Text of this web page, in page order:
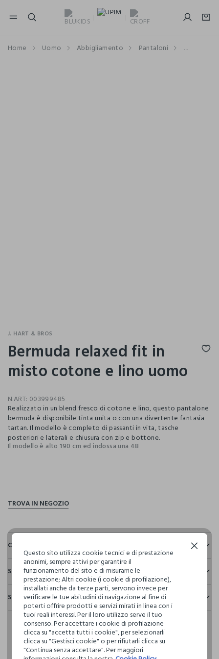
NAVIGATION.ARIA.GOTOMAINCONTENT
Home Uomo Abbigliamento Pantaloni Bermuda
J. HART & BROS
Bermuda relaxed fit in
misto cotone e lino uomo
N.ART: 003999485
Realizzato in un blend fresco di cotone e lino, questo pantalone
bermuda è disponibile tinta unita o con una divertente fantasia
tartan. Il modello è completo di passanti in vita, tasche
posteriori e laterali e chiusura con zip e bottone.
Il modello è alto 190 cm ed indossa una 48
Composizione e cura
Composizione:
60% COTONE,40% LINO
NON CANDEGGIARE
TEMPERATURA MASSIMA 30°C - PROCEDURA DELICATA
LAVAGGIO A SECCO PROFESSIONALE CON
Sostenibilità e trasparenza
Sicurezza
Il 100% dei nostri articoli viene sottoposto a test chimico-
fisici, per verificarne il rispetto dei limiti che abbiamo
definito per l’uso di sostanze chimiche, talvolta anche più
restrittivi rispetto a quelli previsti dalla normativa
internazionale.
Clicca qui per vedere i dettagli
Spedizione e resi
Hai fino a 30 giorni dalla consegna del tuo ordine online per
cambiare idea e restituire i prodotti che hai acquistato.
Questo sito utilizza cookie tecnici e di prestazione
anonimi, sempre attivi per garantire il
funzionamento del sito e di misurarne le
prestazione; Altri cookie (i cookie di profilazione),
installati anche da terze parti, servono invece per
verificare le tue abitudini di navigazione al fine di
poterti offrire prodotti e servizi mirati in linea con i
tuoi reali interessi. Per il loro utilizzo serve il tuo
consenso. Per accettare i cookie di profilazione
clicca su "accetta tutti i cookie", per selezionarli
clicca su "Gestisci cookie" o per rifiutarli clicca su
"Continua senza accettare". Per maggiori
Continua senza accettare